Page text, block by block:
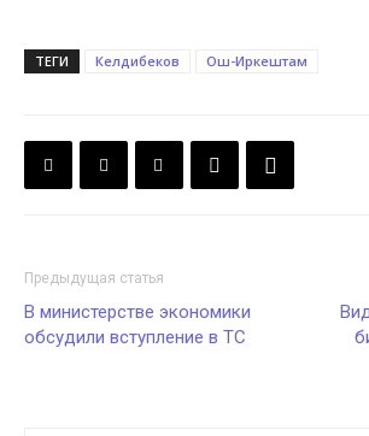
ТЕГИ Келдибеков Ош-Иркештам
Предыдущая статья
В министерстве экономики
обсудили вступление в ТС